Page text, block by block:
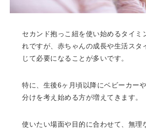
セカンド抱っこ紐を使い始めるタイミ
れですが、赤ちゃんの成長や生活スタ
じて必要になることが多いです。
特に、生後6ヶ月頃以降にベビーカー
分けを考え始める方が増えてきます。
使いたい場面や目的に合わせて、無理